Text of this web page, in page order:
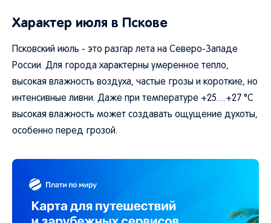
Характер июля в Пскове
Псковский июль - это разгар лета на Северо-Западе
России. Для города характерны умеренное тепло,
высокая влажность воздуха, частые грозы и короткие, но
интенсивные ливни. Даже при температуре +25…+27 °C
высокая влажность может создавать ощущение духоты,
особенно перед грозой.